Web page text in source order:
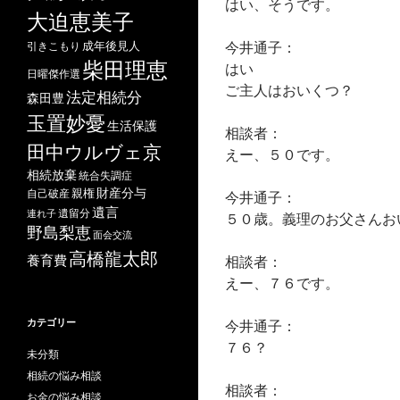
はい、そうです。
今井通子：
はい
ご主人はおいくつ？
相談者：
えー、５０です。
今井通子：
５０歳。義理のお父さん
相談者：
えー、７６です。
今井通子：
７６？
相談者：
大迫恵美子
引きこもり 成年後見人
日曜傑作選 柴田理恵
森田豊法定相続分
玉置妙憂生活保護
田中ウルヴェ京
相続放棄統合失調症
自己破産親権 財産分与
連れ子遺留分遺言
野島梨恵面会交流
養育費高橋龍太郎
カテゴリー
未分類
相続の悩み相談
お金の悩み相談